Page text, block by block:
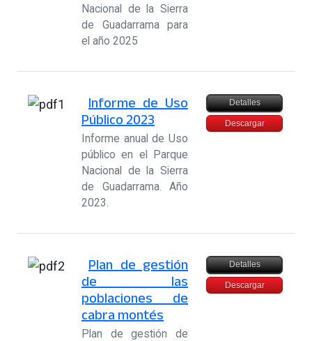
Nacional de la Sierra
de Guadarrama para
el año 2025
Informe de Uso
Público 2023
Informe anual de Uso
público en el Parque
Nacional de la Sierra
de Guadarrama. Año
2023.
Detalles
Descargar
Plan de gestión
de las
poblaciones de
cabra montés
Plan de gestión de
Detalles
Descargar